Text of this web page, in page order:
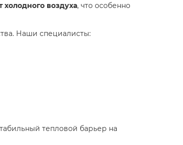
воздуха, что особенно
Наши специалисты:
тепловой барьер на